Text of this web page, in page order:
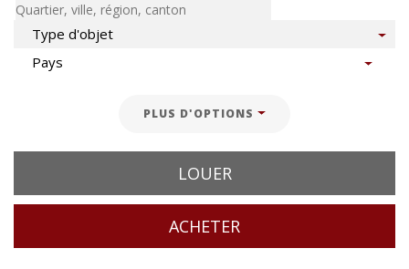
PLUS D'OPTIONS
LOUER
ACHETER